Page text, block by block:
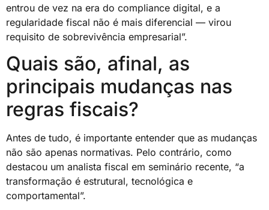
entrou de vez na era do compliance digital, e a
regularidade fiscal não é mais diferencial — virou
requisito de sobrevivência empresarial”.
Quais são, afinal, as
principais mudanças nas
regras fiscais?
Antes de tudo, é importante entender que as mudanças
não são apenas normativas. Pelo contrário, como
destacou um analista fiscal em seminário recente, “a
transformação é estrutural, tecnológica e
comportamental”.